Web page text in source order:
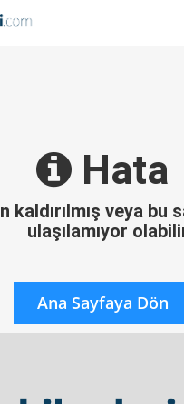
Hata
kaldırılmış veya bu
ulaşılamıyor
Ana Sayfaya Dön